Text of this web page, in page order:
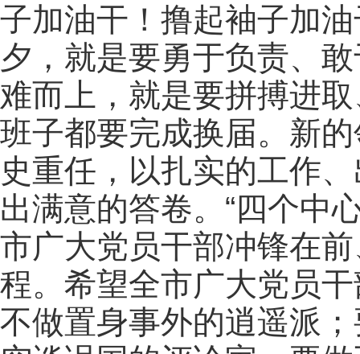
子加油干！撸起袖子加
夕，就是要勇于负责、
难而上，就是要拼搏进
班子都要完成换届。新
史重任，以扎实的工作
出满意的答卷。“四个中
市广大党员干部冲锋在
程。希望全市广大党员
不做置身事外的逍遥派